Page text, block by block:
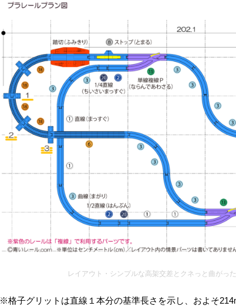
レイアウト・シンプルな高架交差とクネっと曲がっ
※格子グリットは直線１本分の基準長さを示し、およそ